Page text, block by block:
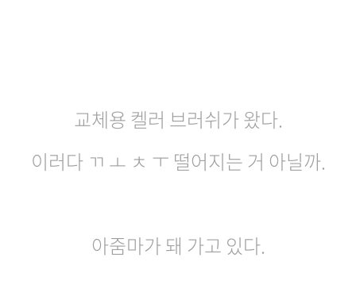
교체용 켈러 브러쉬가 왔다.
이러다 ㄲ ㅗ ㅊ ㅜ 떨어지는 거 아닐까.
아줌마가 돼 가고 있다.